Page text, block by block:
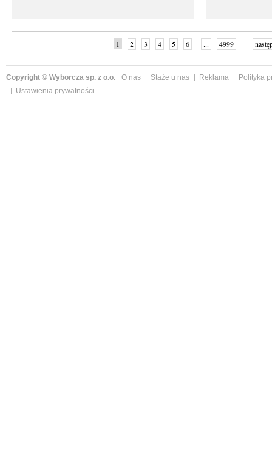
1 2 3 4 5 6 ... 4999
Copyright © Wyborcza sp. z o.o. O nas Staże u nas Reklama
Polityka
Ustawienia prywatności